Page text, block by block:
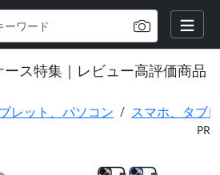
ス特集｜レビュー高評価商品
レット、パソコン スマホ、タブ
PR